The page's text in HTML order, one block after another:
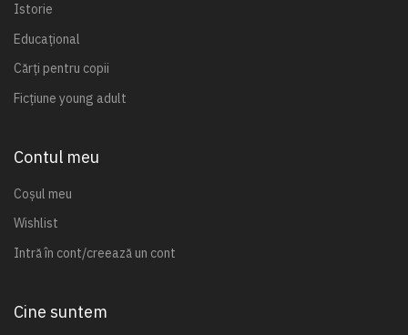
Istorie
Educațional
Cărți pentru copii
Ficțiune young adult
Contul meu
Coșul meu
Wishlist
Intră în cont/creează un cont
Cine suntem